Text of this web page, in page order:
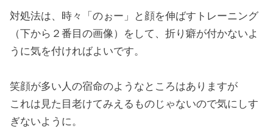
対処法は、時々「のぉー」と顔を伸ばすトレーニング
（下から２番目の画像）をして、折り癖が付かないよ
うに気を付ければよいです。
笑顔が多い人の宿命のようなところはありますが
これは見た目老けてみえるものじゃないので気にしす
ぎないように。